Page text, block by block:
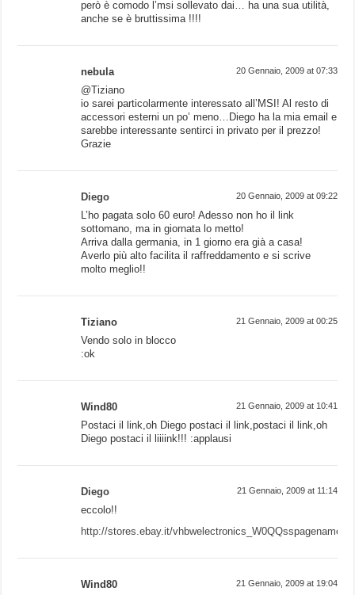
però è comodo l’msi sollevato dai… ha una sua utilità,
anche se è bruttissima !!!!
nebula 20 Gennaio, 2009 at 07:33
@Tiziano
io sarei particolarmente interessato all’MSI! Al resto di
accessori esterni un po’ meno…Diego ha la mia email e
sarebbe interessante sentirci in privato per il prezzo!
Grazie
Diego 20 Gennaio, 2009 at 09:22
L’ho pagata solo 60 euro! Adesso non ho il link
sottomano, ma in giornata lo metto!
Arriva dalla germania, in 1 giorno era già a casa!
Averlo più alto facilita il raffreddamento e si scrive
molto meglio!!
Tiziano 21 Gennaio, 2009 at 00:25
Vendo solo in blocco
:ok
Wind80 21 Gennaio, 2009 at 10:41
Postaci il link,oh Diego postaci il link,postaci il link,oh
Diego postaci il liiiink!!! :applausi
Diego 21 Gennaio, 2009 at 11:14
eccolo!!
http://stores.ebay.it/
Wind80 21 Gennaio, 2009 at 19:04